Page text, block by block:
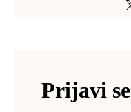
Prijavi se